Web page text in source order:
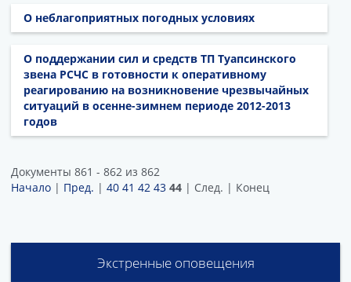
Государственный и муниципальный контроль
Муниципальное имущество
Публичные слушания и общественные обсуждения
Документы
О неблагоприятных погодных условиях
О поддержании сил и средств ТП Туапсинского
звена РСЧС в готовности к оперативному
реагированию на возникновение чрезвычайных
ситуаций в осенне-зимнем периоде 2012-2013
годов
Документы 861 - 862 из 862
Начало | Пред. | 40 41 42 43 44 | След. | Конец
Экстренные оповещения